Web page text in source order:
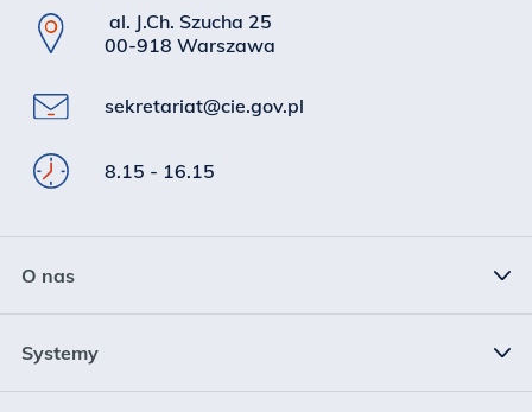
al. J.Ch. Szucha 25
00-918 Warszawa
sekretariat@cie.gov.pl
8.15 - 16.15
O nas
Systemy